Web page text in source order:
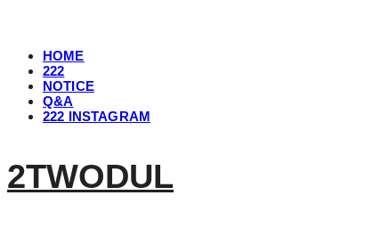
HOME
222
NOTICE
Q&A
222 INSTAGRAM
2TWODUL